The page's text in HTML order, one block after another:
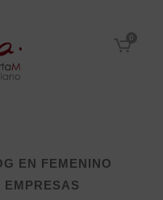
0
EN FEMENINO